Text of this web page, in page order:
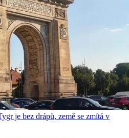
je bez drápů, země se zmítá v